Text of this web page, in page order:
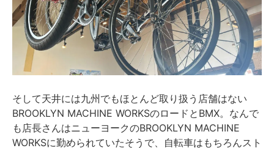
そして天井には九州でもほとんど取り扱う店舗はない
BROOKLYN MACHINE WORKSのロードとBMX。なんで
も店長さんはニューヨークのBROOKLYN MACHINE
WORKSに勤められていたそうで、自転車はもちろんスト